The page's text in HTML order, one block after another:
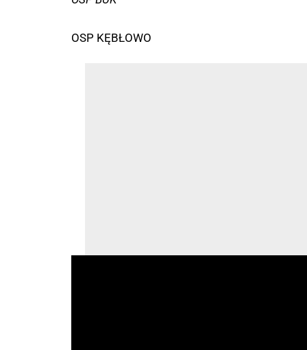
OSP KĘBŁOWO